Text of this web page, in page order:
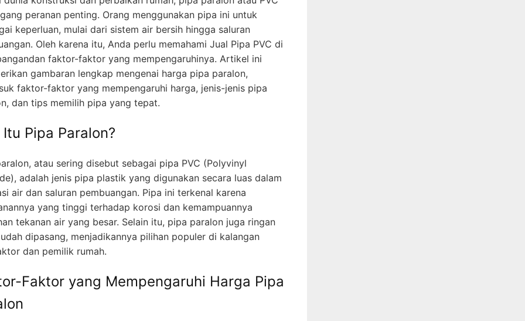
peranan penting. Orang menggunakan pipa ini untuk
keperluan, mulai dari sistem air bersih hingga saluran
Oleh karena itu, Anda perlu memahami Jual Pipa PVC di
faktor-faktor yang mempengaruhinya. Artikel ini
gambaran lengkap mengenai harga pipa paralon,
faktor-faktor yang mempengaruhi harga, jenis-jenis pipa
dan tips memilih pipa yang tepat.
Pipa Paralon?
atau sering disebut sebagai pipa PVC (Polyvinyl
adalah jenis pipa plastik yang digunakan secara luas dalam
air dan saluran pembuangan. Pipa ini terkenal karena
yang tinggi terhadap korosi dan kemampuannya
tekanan air yang besar. Selain itu, pipa paralon juga ringan
dipasang, menjadikannya pilihan populer di kalangan
dan pemilik rumah.
Faktor yang Mempengaruhi Harga Pipa